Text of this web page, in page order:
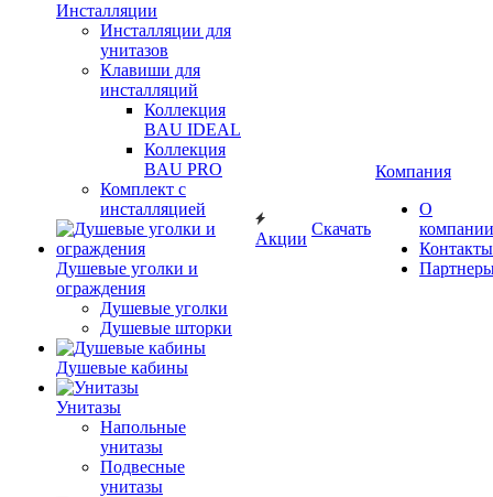
Инсталляции
Инсталляции для
унитазов
Клавиши для
инсталляций
Коллекция
BAU IDEAL
Коллекция
BAU PRO
Комплект с
инсталляцией
Душевые уголки и
ограждения
Душевые уголки
Душевые шторки
Душевые кабины
Унитазы
Напольные
унитазы
Подвесные
унитазы
Акции
Скачать
Компания
О
компании
Контакты